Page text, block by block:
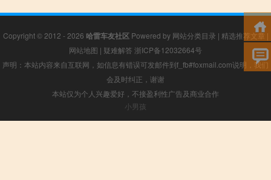
Copyright © 2012 - 2026 哈雷车友社区Powered by 网站分类目录 | 精选推荐文章|
网站地图 | 疑难解答 浙ICP备12032664号
声明：本站内容来自互联网，如信息有错误可发邮件到f_fb#foxmail.com说明，我们
会及时纠正，谢谢
本站仅为个人兴趣爱好，不接盈利性广告及商业合作
小男孩